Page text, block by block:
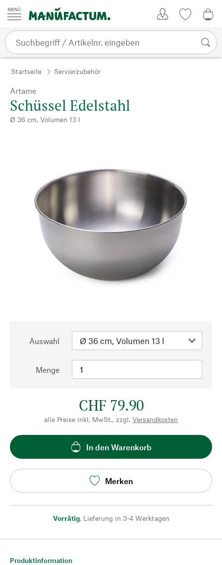
Zum Inhalt springen
Startseite Servierzubehör
Artame
Schüssel Edelstahl
Ø 36 cm, Volumen 13 l
Auswahl
Menge
CHF 79.90
alle Preise inkl. MwSt., zzgl. Versandkosten
In den Warenkorb
Merken
Vorrätig, Lieferung in 3-4 Werktagen
Produktinformation